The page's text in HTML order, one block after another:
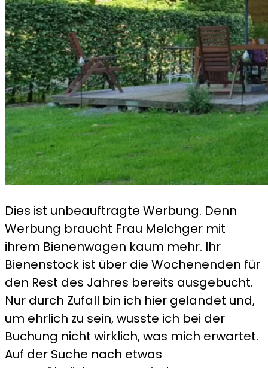
Dies ist unbeauftragte Werbung. Denn
Werbung braucht Frau Melchger mit
ihrem Bienenwagen kaum mehr. Ihr
Bienenstock ist über die Wochenenden für
den Rest des Jahres bereits ausgebucht.
Nur durch Zufall bin ich hier gelandet und,
um ehrlich zu sein, wusste ich bei der
Buchung nicht wirklich, was mich erwartet.
Auf der Suche nach etwas